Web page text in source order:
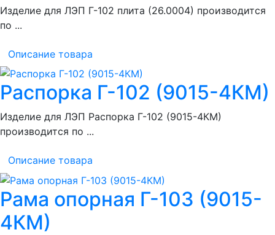
Изделие для ЛЭП Г-102 плита (26.0004) производится
по ...
Описание товара
Распорка Г-102 (9015-4КМ)
Изделие для ЛЭП Распорка Г-102 (9015-4КМ)
производится по ...
Описание товара
Рама опорная Г-103 (9015-
4КМ)